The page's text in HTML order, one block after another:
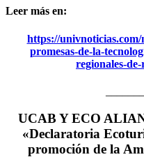
Leer más en:
https://
promesas-de-la-
regionales-
UCAB Y ECO
«Declaratoria
promoción de la